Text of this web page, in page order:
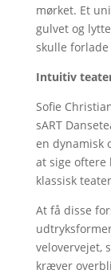
mørket. Et
gulvet og
skulle forlade
Intuitiv
Sofie
sART
en dynamisk
at sige oftere
klassisk
At få disse
velovervejet,
kræver